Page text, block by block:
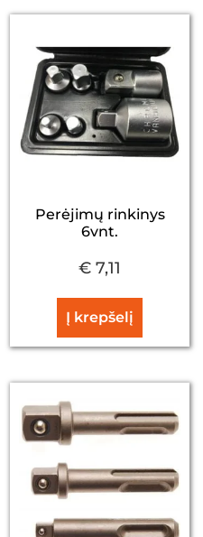
Perėjimų rinkinys
6vnt.
€ 7,11
Į krepšelį